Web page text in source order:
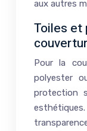
aux autres
Toiles et
Pour la
polyester
protection